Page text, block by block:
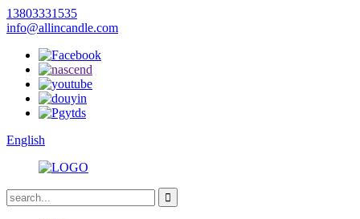
13803331535
info@allincandle.com
English